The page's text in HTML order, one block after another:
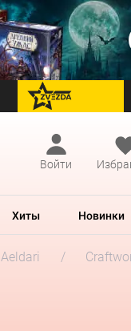
перейти на Zvezda
Войти
Хиты Новинки
Aeldari